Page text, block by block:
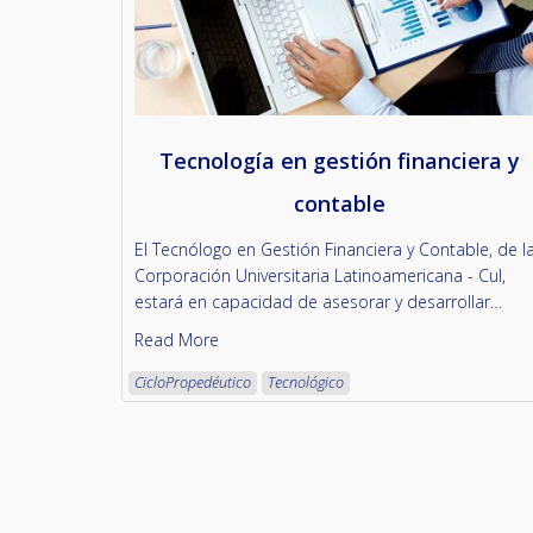
Tecnología en gestión financiera y
contable
El Tecnólogo en Gestión Financiera y Contable, de
Corporación Universitaria Latinoamericana - Cul,
estará en capacidad de asesorar y desarrollar…
Read More
CicloPropedéutico Tecnológico